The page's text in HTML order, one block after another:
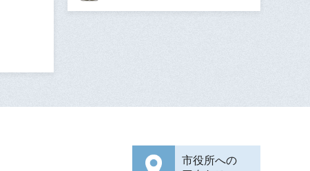
市役所への